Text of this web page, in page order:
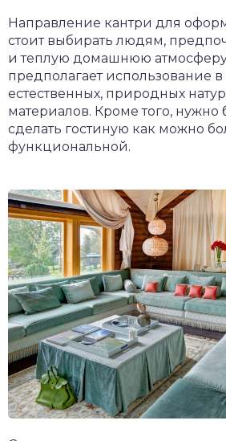
Направление кантри для
стоит выбирать людям,
и теплую домашнюю атмосферу.
предполагает использование
естественных, природных
материалов. Кроме того, нужно
сделать гостиную как можно
функциональной.